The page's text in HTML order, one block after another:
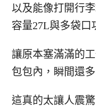
以及能像打開行
容量27L與多袋口
讓原本塞滿滿的
包包內，瞬間還
這真的太讓人震